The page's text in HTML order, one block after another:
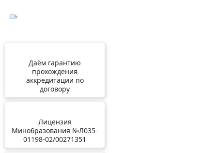
Даём гарантию
прохождения
аккредитации по
договору
Лицензия
Минобразования №Л035-
01198-02/00271351